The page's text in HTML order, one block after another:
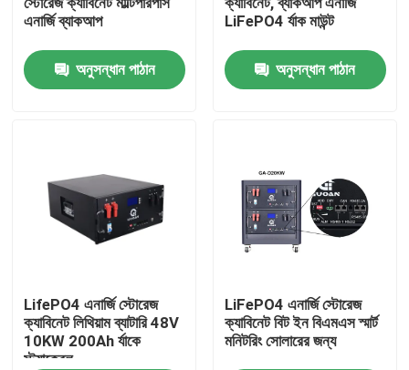
আমাদের সম্পর্কে
কারখানা ভ্রমণ
যোগাযোগ করুন
উদ্ধৃতির জন্য আবেদন
সৌর শক্তি ব্যাটারি শক্তি
পোর্টেবল পাওয়ার স্টেশন ব্যাটারি
এনার্জি ব্যাকআপ
অনুসন্ধান পাঠান
LiFePO4 র্যাক মাউন্ট
অনুসন্ধান পাঠান
LifePO4 এনার্জি স্টোরেজ
ক্যাবিনেট লিথিয়াম ব্যাটারি 48V
10KW 200Ah র্যাকে
স্ট্যাকেবল
LiFePO4 এনার্জি স্টোরেজ
ক্যাবিনেট বিট ইন বিএমএস স্মার্ট
মনিটরিং সোলারের জন্য